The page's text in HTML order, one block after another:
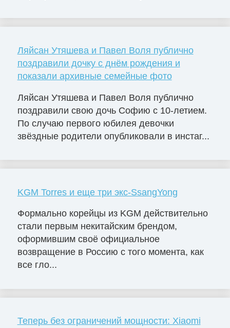
Ляйсан Утяшева и Павел Воля публично
поздравили дочку с днём рождения и
показали архивные семейные фото
Ляйсан Утяшева и Павел Воля публично
поздравили свою дочь Софию с 10-летием.
По случаю первого юбилея девочки
звёздные родители опубликовали в инстаг...
KGM Torres и еще три экс-SsangYong
Формально корейцы из KGM действительно
стали первым некитайским брендом,
оформившим своё официальное
возвращение в Россию с того момента, как
все гло...
Теперь без ограничений мощности: Xiaomi